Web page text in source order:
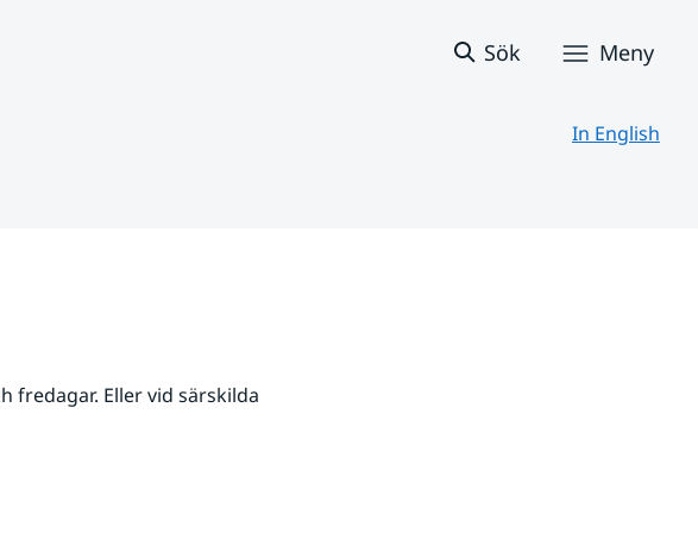
Sök Meny
In English
fredagar. Eller vid särskilda